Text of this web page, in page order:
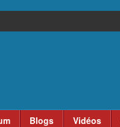
Blogs Vidéos